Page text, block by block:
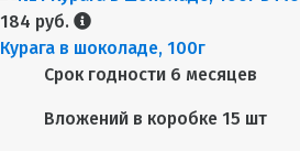
184 руб.
Курага в шоколаде, 100г
Срок годности 6 месяцев
Вложений в коробке 15 шт